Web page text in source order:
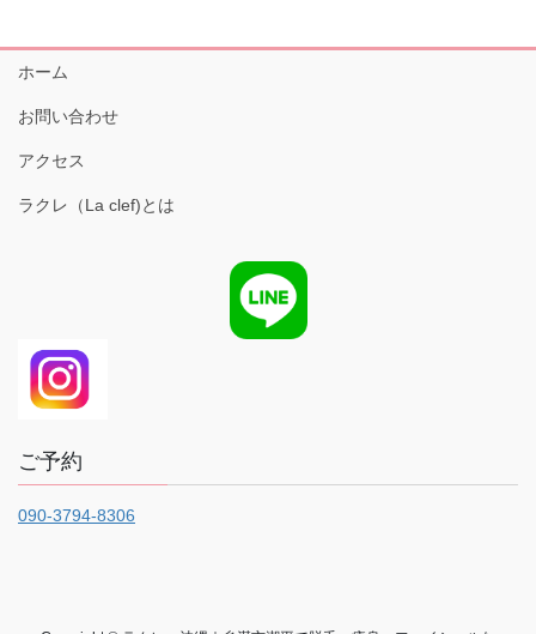
ホーム
お問い合わせ
アクセス
ラクレ（La clef)とは
ご予約
090-3794-8306